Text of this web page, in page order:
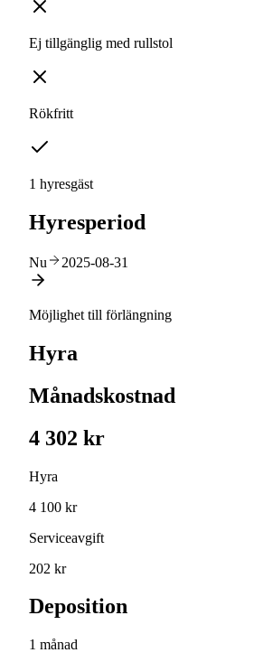
Ej tillgänglig med rullstol
Rökfritt
1 hyresgäst
Hyresperiod
Nu 2025-08-31
Möjlighet till förlängning
Hyra
Månadskostnad
4 302 kr
Hyra
4 100 kr
Serviceavgift
202 kr
Deposition
1 månad